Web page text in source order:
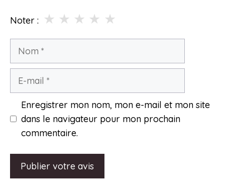
Noter : ★
★
★
★
★
Nom
Enregistrer mon nom, mon e-mail et mon site
dans le navigateur pour mon prochain
commentaire.